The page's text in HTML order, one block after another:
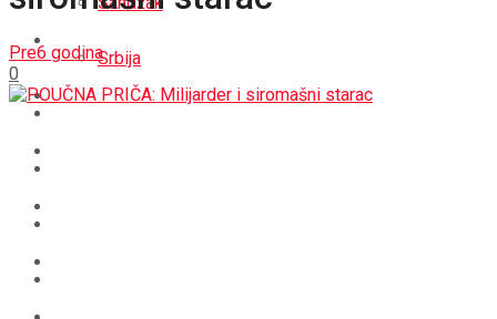
REGIJA
SVIJET
Srbija
Pre6 godina
0